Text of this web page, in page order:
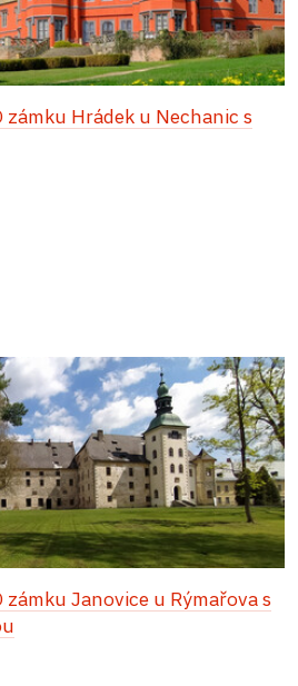
zámku Hrádek u Nechanic s
Janovice u Rýmařova s